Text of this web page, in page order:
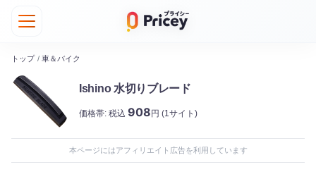
トップ / 車＆バイク
Ishino 水切りブレード
価格帯: 税込 908 円 (1サイト)
本ページにはアフィリエイト広告を利用しています